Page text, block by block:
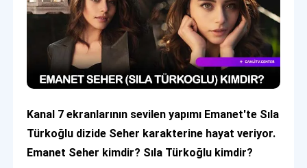
Kanal 7 ekranlarının sevilen yapımı Emanet'te Sıla
Türkoğlu dizide Seher karakterine hayat veriyor.
Emanet Seher kimdir? Sıla Türkoğlu kimdir?